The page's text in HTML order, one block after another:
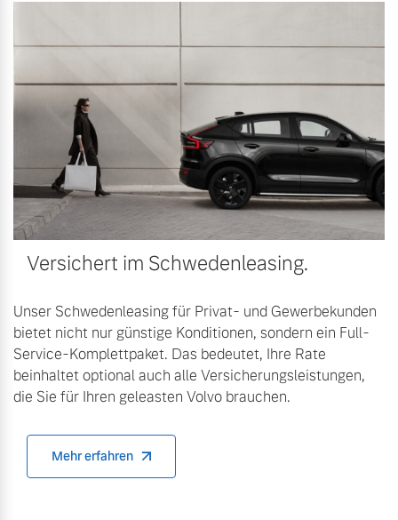
Versichert im Schwedenleasing.
Unser Schwedenleasing für Privat- und Gewerbekunden
bietet nicht nur günstige Konditionen, sondern ein Full-
Service-Komplettpaket. Das bedeutet, Ihre Rate
beinhaltet optional auch alle Versicherungsleistungen,
die Sie für Ihren geleasten Volvo brauchen.
Mehr erfahren